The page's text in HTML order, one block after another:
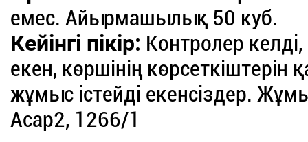
емес. Айырмашылық 50 куб.
Кейінгі пікір: Контролер
екен, көршінің
жұмыс істейді екенсіздер.
Асар2, 1266/1